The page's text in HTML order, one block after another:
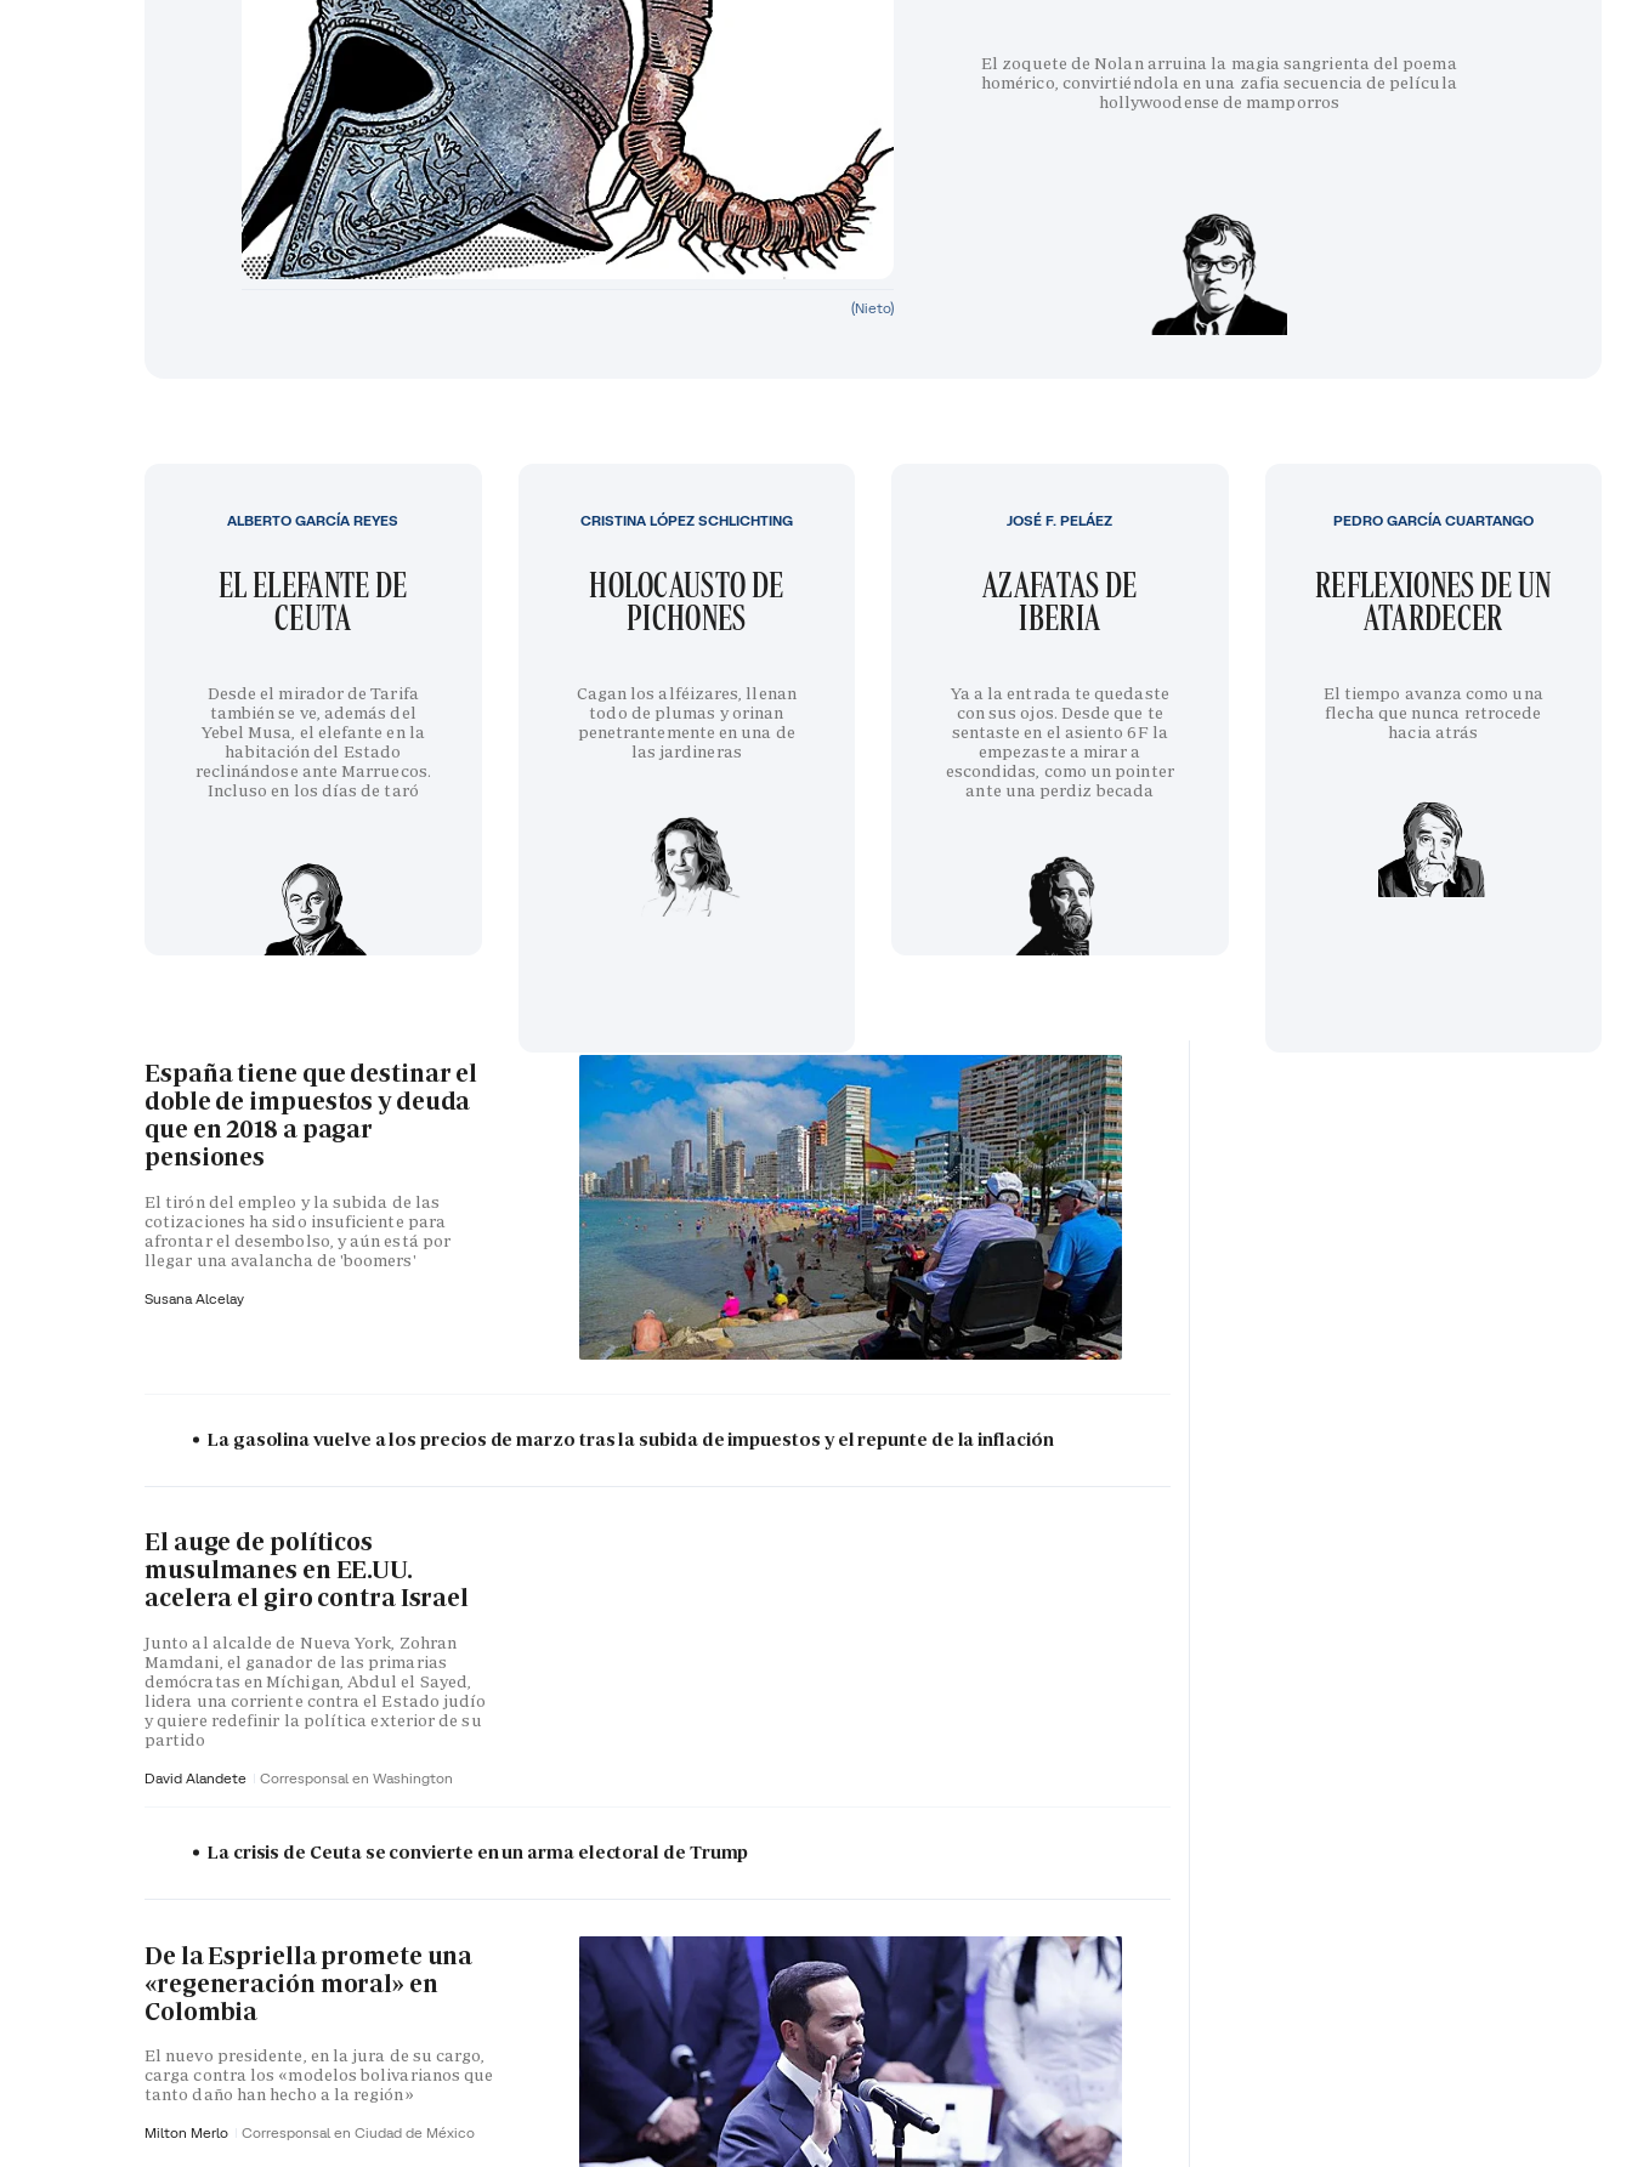
(Nieto)
El zoquete de Nolan arruina la magia sangrienta del poema
homérico, convirtiéndola en una zafia secuencia de película
hollywoodense de mamporros
EL ELEFANTE DE
CEUTA
Desde el mirador de Tarifa
también se ve, además del
Yebel Musa, el elefante en la
habitación del Estado
reclinándose ante Marruecos.
Incluso en los días de taró
ALBERTO GARCÍA REYES
HOLOCAUSTO DE
PICHONES
Cagan los alféizares, llenan
todo de plumas y orinan
penetrantemente en una de
las jardineras
CRISTINA LÓPEZ SCHLICHTING
AZAFATAS DE
IBERIA
Ya a la entrada te quedaste
con sus ojos. Desde que te
sentaste en el asiento 6F la
empezaste a mirar a
escondidas, como un pointer
ante una perdiz becada
JOSÉ F. PELÁEZ
REFLEXIONES DE UN
ATARDECER
El tiempo avanza como una
flecha que nunca retrocede
hacia atrás
PEDRO GARCÍA CUARTANGO
España tiene que destinar el
doble de impuestos y deuda
que en 2018 a pagar
pensiones
El tirón del empleo y la subida de las
cotizaciones ha sido insuficiente para
afrontar el desembolso, y aún está por
llegar una avalancha de 'boomers'
Susana Alcelay
La gasolina vuelve a los precios de marzo tras la subida de impuestos y el repunte de la inflación
El auge de políticos
musulmanes en EE.UU.
acelera el giro contra Israel
Junto al alcalde de Nueva York, Zohran
Mamdani, el ganador de las primarias
demócratas en Míchigan, Abdul el Sayed,
lidera una corriente contra el Estado judío
y quiere redefinir la política exterior de su
partido
David Alandete Corresponsal en Washington
La crisis de Ceuta se convierte en un arma electoral de Trump
De la Espriella promete una
«regeneración moral» en
Colombia
El nuevo presidente, en la jura de su cargo,
carga contra los «modelos bolivarianos que
tanto daño han hecho a la región»
Milton Merlo Corresponsal en Ciudad de México